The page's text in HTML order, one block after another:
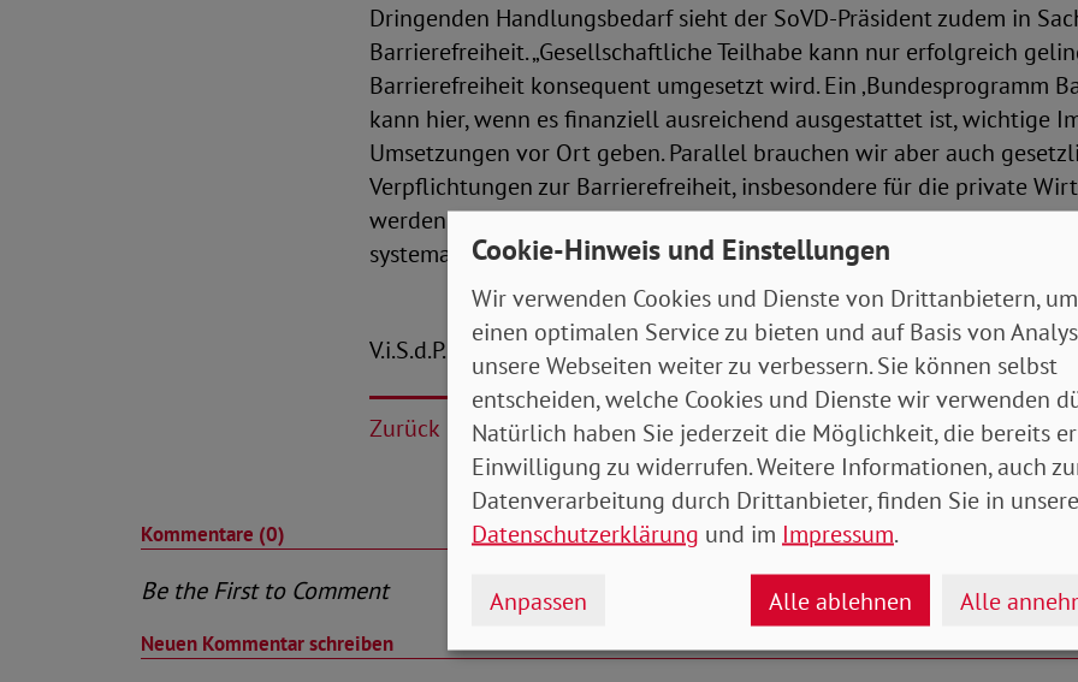
Dringenden Handlungsbedarf sieht der SoVD-Präsident zudem in
Barrierefreiheit. „Gesellschaftliche Teilhabe kann nur erfolgreich
Barrierefreiheit konsequent umgesetzt wird. Ein ‚Bundesprogramm
kann hier, wenn es finanziell ausreichend ausgestattet ist, wichtige
Umsetzungen vor Ort geben. Parallel brauchen wir aber auch
Verpflichtungen zur Barrierefreiheit, insbesondere für die private
werden Investitionen zur Barrierefreiheit vor Ort zielgerichtet,
systematisch möglich. Beides sollte im Koalitionsvertrag verankert
V.i.S.d.P.: Christian Draheim
Zurück
Kommentare (0)
Be the First to Comment
Neuen Kommentar schreiben
Cookie-Hinweis und Einstellungen
Wir verwenden Cookies und Dienste von Drittanbietern,
einen optimalen Service zu bieten und auf Basis von
unsere Webseiten weiter zu verbessern. Sie können selbst
entscheiden, welche Cookies und Dienste wir verwenden
Natürlich haben Sie jederzeit die Möglichkeit, die bereits
Einwilligung zu widerrufen. Weitere Informationen, auch
Datenverarbeitung durch Drittanbieter, finden Sie in
Datenschutzerklärung und im Impressum.
Anpassen Alle ablehnen Alle